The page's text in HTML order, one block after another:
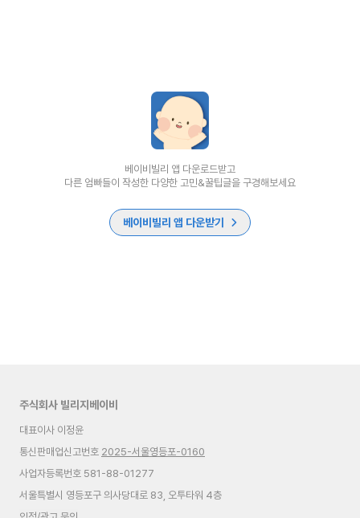
베이비빌리 앱 다운로드받고
다른 엄빠들이 작성한 다양한 고민&꿀팁글을 구경해보세요
베이비빌리 앱 다운받기
주식회사 빌리지베이비
대표이사 이정윤
통신판매업신고번호 2025-서울영등포-0160
사업자등록번호 581-88-01277
서울특별시 영등포구 의사당대로 83, 오투타워 4층